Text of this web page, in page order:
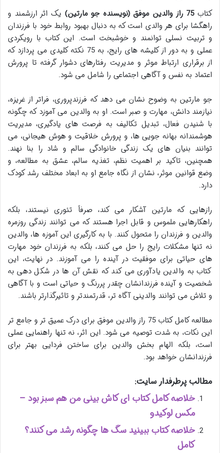
کتاب75 راز والدین موفق (نویسنده جو مارتین)
یک اثر ارزشمند و
راهگشا برای هر والدی است که به دنبال بهبود روابط خود با فرزندان
و تربیت نسلی توانمند و خوشبخت است. این کتاب با رویکردی
عملی و به دور از کلیشه های رایج، به 75 نکته کلیدی می پردازد که
از برقراری ارتباط موثر و مدیریت رفتارهای دشوار گرفته تا پرورش
اعتماد به نفس و آگاهی اجتماعی را شامل می شود.
جو مارتین به وضوح نشان می دهد که فرزندپروری، فراتر از غریزه،
نیازمند دانش، مهارت و صبر است. او به والدین می آموزد که چگونه
با شنیدن فعال، تبدیل تکالیف به فرصت های یادگیری، مدیریت
هوشمندانه بهانه جویی ها، و پرورش خلاقیت و هوش هیجانی، می
توانند بنیان های یک زندگی خانوادگی سالم و شاد را بنا نهند.
همچنین، تاکید بر اهمیت نظم، تغذیه سالم، عشق به مطالعه، و
وضع قوانین موثر، نشان از نگاه جامع او به ابعاد مختلف رشد کودک
دارد.
رازهایی که مارتین آشکار می کند، صرفاً تئوری نیستند، بلکه
راهکارهایی ملموس و قابل اجرا هستند که می توانند زندگی روزمره
والدین و فرزندان را متحول کنند. با به کارگیری این آموزه ها، والدین
نه تنها مشکلات رایج را حل می کنند، بلکه به فرزندان خود مهارت
های حیاتی برای موفقیت در آینده را می آموزند. در نهایت، این
کتاب به والدین یادآوری می کند که نقش آن ها در شکل دهی به
شخصیت و آینده فرزندانشان چقدر پررنگ و حیاتی است و با آگاهی
و تلاش می توانند والدینی آگاه تر، قدرتمندتر و تاثیرگذارتر باشند.
مطالعه کامل کتاب 75 راز والدین موفق برای درک عمیق تر و جامع تر
این نکات، به شدت توصیه می شود. این اثر، نه تنها راهنمایی عملی
است، بلکه الهام بخش والدین برای ساختن فردایی بهتر برای
فرزندانشان خواهد بود.
مطالب پرطرفدار سایت:
خلاصه کامل کتاب ای کاش بینی من هم سبز بود –
مکس لوکیدو
خلاصه کتاب ببینید سگ ها چگونه رشد می کنند؟
کامل